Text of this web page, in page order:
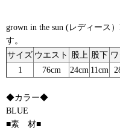
grown in the sun (レディース
す。
サイズ ウエスト 股上 股下
1
76cm 24cm 11cm
◆カラー◆
BLUE
■素 材■